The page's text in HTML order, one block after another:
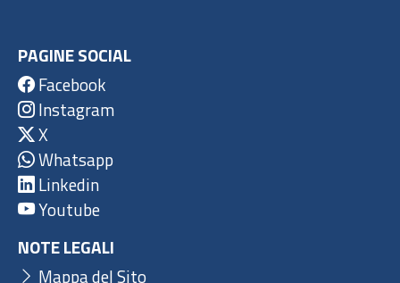
PAGINE SOCIAL
Facebook
Instagram
X
Whatsapp
Linkedin
Youtube
NOTE LEGALI
Mappa del Sito